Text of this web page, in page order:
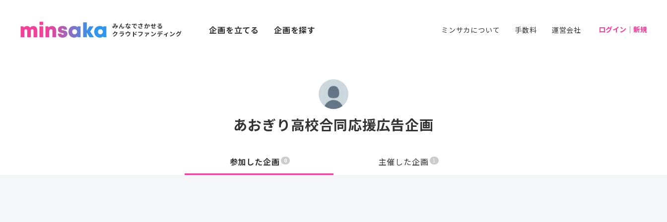
みんなでさかせる
クラウドファンディング
企画を立てる 企画を探す ミンサカについて 手数料 運営会社 ログイン｜新規
あおぎり高校合同応援広告企画
参加した企画 0 主催した企画 1